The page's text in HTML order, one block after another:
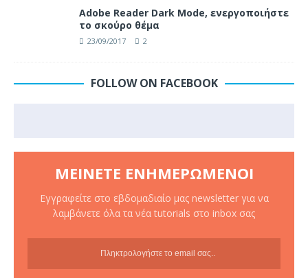
Adobe Reader Dark Mode, ενεργοποιήστε
το σκούρο θέμα
23/09/2017 2
FOLLOW ON FACEBOOK
ΜΕΊΝΕΤΕ ΕΝΗΜΕΡΩΜΈΝΟΙ
Εγγραφείτε στο εβδομαδιαίο μας newsletter για να
λαμβάνετε όλα τα νέα tutorials στο inbox σας